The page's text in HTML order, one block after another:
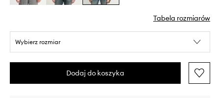
Tabela rozmiarów
Wybierz rozmiar
Dodaj do koszyka